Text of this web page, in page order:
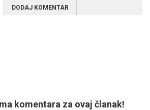
DODAJ KOMENTAR
komentara za ovaj članak!